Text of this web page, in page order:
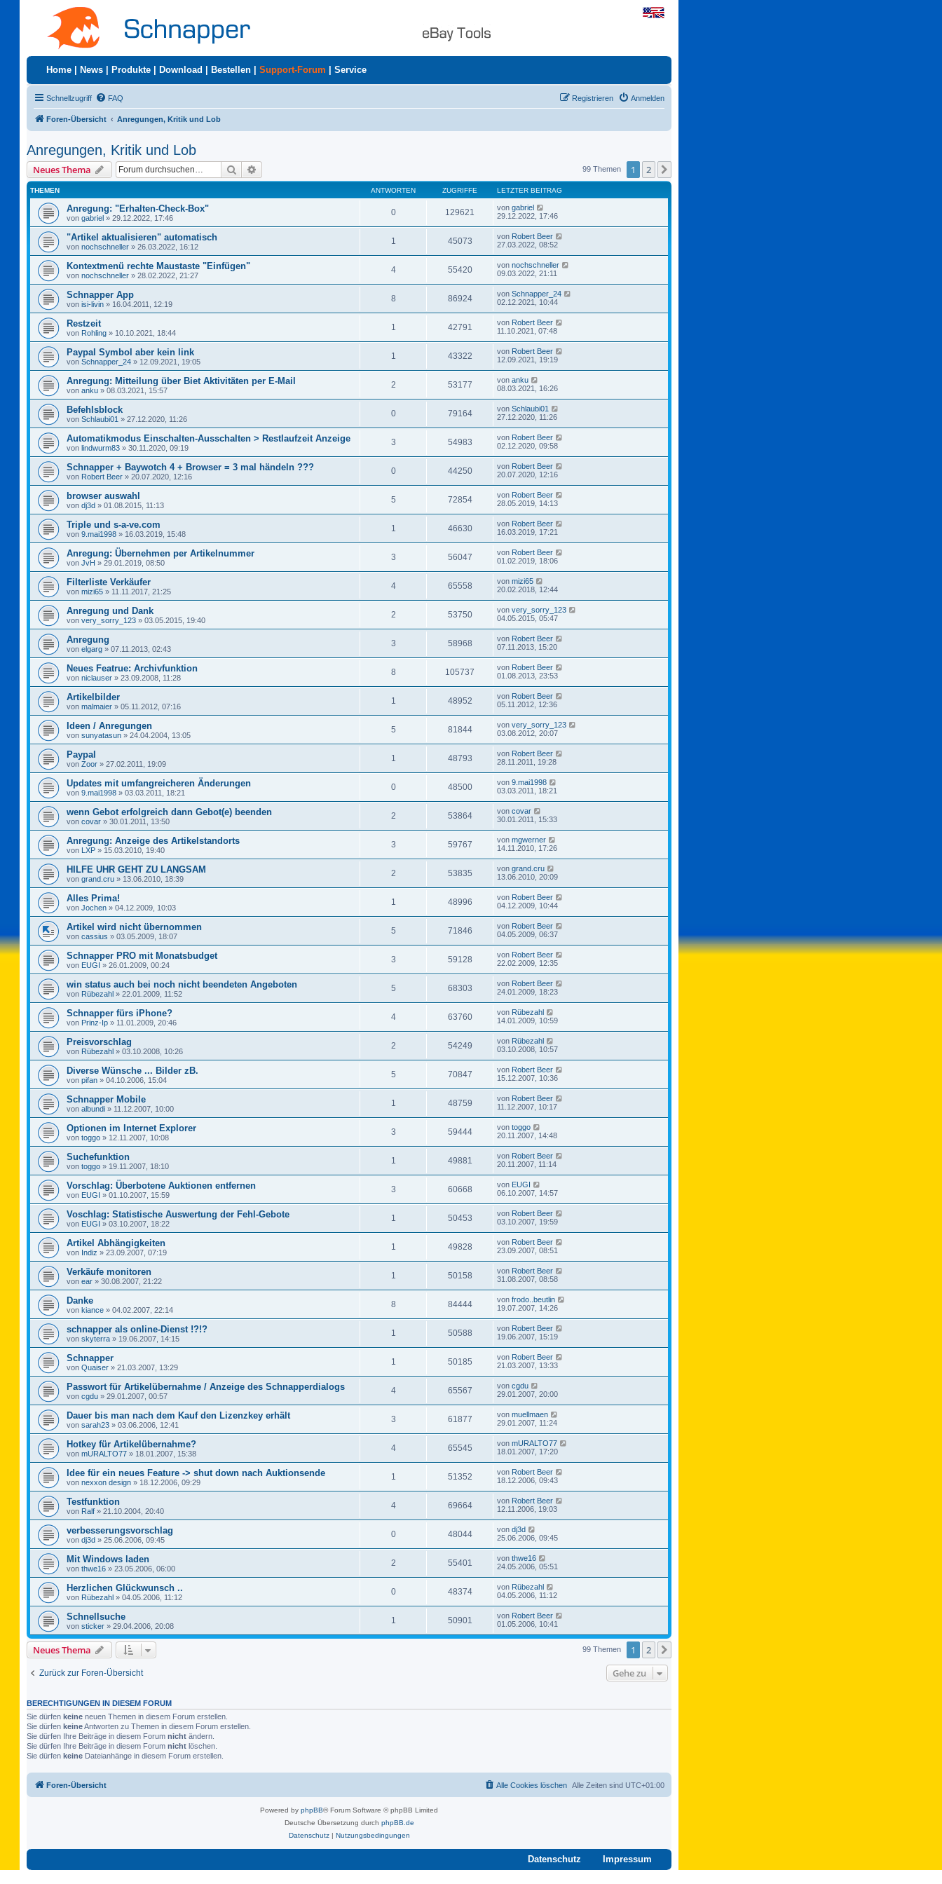
Home News Produkte Download Bestellen Support-Forum Service
Schnellzugriff FAQ Anmelden
Registrieren
Foren-Übersicht Anregungen, Kritik und Lob
Anregungen, Kritik und Lob
Neues Thema Suche 99 Themen 1 2
THEMEN ANTWORTEN ZUGRIFFE LETZTER BEITRAG
Anregung: "Erhalten-Check-Box"
von gabriel » 29.12.2022, 17:46
0 129621 von gabriel
29.12.2022, 17:46
"Artikel aktualisieren" automatisch
von nochschneller » 26.03.2022, 16:12
1 45073 von Robert Beer
27.03.2022, 08:52
Kontextmenü rechte Maustaste "Einfügen"
von nochschneller » 28.02.2022, 21:27
4 55420 von nochschneller
09.03.2022, 21:11
Schnapper App
von isi-livin » 16.04.2011, 12:19
8 86924 von Schnapper_24
02.12.2021, 10:44
Restzeit
von Rohling » 10.10.2021, 18:44
1 42791 von Robert Beer
11.10.2021, 07:48
Paypal Symbol aber kein link
von Schnapper_24 » 12.09.2021, 19:05
1 43322 von Robert Beer
12.09.2021, 19:19
Anregung: Mitteilung über Biet Aktivitäten per E-Mail
von anku » 08.03.2021, 15:57
2 53177 von anku
08.03.2021, 16:26
Befehlsblock
von Schlaubi01 » 27.12.2020, 11:26
0 79164 von Schlaubi01
27.12.2020, 11:26
Automatikmodus Einschalten-Ausschalten > Restlaufzeit Anzeige
von lindwurm83 » 30.11.2020, 09:19
3 54983 von Robert Beer
02.12.2020, 09:58
Schnapper + Baywotch 4 + Browser = 3 mal händeln ???
von Robert Beer » 20.07.2020, 12:16
0 44250 von Robert Beer
20.07.2020, 12:16
browser auswahl
von dj3d » 01.08.2015, 11:13
5 72854 von Robert Beer
28.05.2019, 14:13
Triple und s-a-ve.com
von 9.mai1998 » 16.03.2019, 15:48
1 46630 von Robert Beer
16.03.2019, 17:21
Anregung: Übernehmen per Artikelnummer
von JvH » 29.01.2019, 08:50
3 56047 von Robert Beer
01.02.2019, 18:06
Filterliste Verkäufer
von mizi65 » 11.11.2017, 21:25
4 65558 von mizi65
20.02.2018, 12:44
Anregung und Dank
von very_sorry_123 » 03.05.2015, 19:40
2 53750 von very_sorry_123
04.05.2015, 05:47
Anregung
von elgarg » 07.11.2013, 02:43
3 58968 von Robert Beer
07.11.2013, 15:20
Neues Featrue: Archivfunktion
von niclauser » 23.09.2008, 11:28
8 105737 von Robert Beer
01.08.2013, 23:53
Artikelbilder
von malmaier » 05.11.2012, 07:16
1 48952 von Robert Beer
05.11.2012, 12:36
Ideen / Anregungen
von sunyatasun » 24.04.2004, 13:05
5 81844 von very_sorry_123
03.08.2012, 20:07
Paypal
von Zoor » 27.02.2011, 19:09
1 48793 von Robert Beer
28.11.2011, 19:28
Updates mit umfangreicheren Änderungen
von 9.mai1998 » 03.03.2011, 18:21
0 48500 von 9.mai1998
03.03.2011, 18:21
wenn Gebot erfolgreich dann Gebot(e) beenden
von covar » 30.01.2011, 13:50
2 53864 von covar
30.01.2011, 15:33
Anregung: Anzeige des Artikelstandorts
von LXP » 15.03.2010, 19:40
3 59767 von mgwerner
14.11.2010, 17:26
HILFE UHR GEHT ZU LANGSAM
von grand.cru » 13.06.2010, 18:39
2 53835 von grand.cru
13.06.2010, 20:09
Alles Prima!
von Jochen » 04.12.2009, 10:03
1 48996 von Robert Beer
04.12.2009, 10:44
Artikel wird nicht übernommen
von cassius » 03.05.2009, 18:07
5 71846 von Robert Beer
04.05.2009, 06:37
Schnapper PRO mit Monatsbudget
von EUGI » 26.01.2009, 00:24
3 59128 von Robert Beer
22.02.2009, 12:35
win status auch bei noch nicht beendeten Angeboten
von Rübezahl » 22.01.2009, 11:52
5 68303 von Robert Beer
24.01.2009, 18:23
Schnapper fürs iPhone?
von Prinz-Ip » 11.01.2009, 20:46
4 63760 von Rübezahl
14.01.2009, 10:59
Preisvorschlag
von Rübezahl » 03.10.2008, 10:26
2 54249 von Rübezahl
03.10.2008, 10:57
Diverse Wünsche ... Bilder zB.
von pifan » 04.10.2006, 15:04
5 70847 von Robert Beer
15.12.2007, 10:36
Schnapper Mobile
von albundi » 11.12.2007, 10:00
1 48759 von Robert Beer
11.12.2007, 10:17
Optionen im Internet Explorer
von toggo » 12.11.2007, 10:08
3 59444 von toggo
20.11.2007, 14:48
Suchefunktion
von toggo » 19.11.2007, 18:10
1 49881 von Robert Beer
20.11.2007, 11:14
Vorschlag: Überbotene Auktionen entfernen
von EUGI » 01.10.2007, 15:59
3 60668 von EUGI
06.10.2007, 14:57
Voschlag: Statistische Auswertung der Fehl-Gebote
von EUGI » 03.10.2007, 18:22
1 50453 von Robert Beer
03.10.2007, 19:59
Artikel Abhängigkeiten
von Indiz » 23.09.2007, 07:19
1 49828 von Robert Beer
23.09.2007, 08:51
Verkäufe monitoren
von ear » 30.08.2007, 21:22
1 50158 von Robert Beer
31.08.2007, 08:58
Danke
von kiance » 04.02.2007, 22:14
8 84444 von frodo..beutlin
19.07.2007, 14:26
schnapper als online-Dienst !?!?
von skyterra » 19.06.2007, 14:15
1 50588 von Robert Beer
19.06.2007, 15:19
Schnapper
von Quaiser » 21.03.2007, 13:29
1 50185 von Robert Beer
21.03.2007, 13:33
Passwort für Artikelübernahme / Anzeige des Schnapperdialogs
von cgdu » 29.01.2007, 00:57
4 65567 von cgdu
29.01.2007, 20:00
Dauer bis man nach dem Kauf den Lizenzkey erhält
von sarah23 » 03.06.2006, 12:41
3 61877 von muellmaen
29.01.2007, 11:24
Hotkey für Artikelübernahme?
von mURALTO77 » 18.01.2007, 15:38
4 65545 von mURALTO77
18.01.2007, 17:20
Idee für ein neues Feature -> shut down nach Auktionsende
von nexxon design » 18.12.2006, 09:29
1 51352 von Robert Beer
18.12.2006, 09:43
Testfunktion
von Ralf » 21.10.2004, 20:40
4 69664 von Robert Beer
12.11.2006, 19:03
verbesserungsvorschlag
von dj3d » 25.06.2006, 09:45
0 48044 von dj3d
25.06.2006, 09:45
Mit Windows laden
von thwe16 » 23.05.2006, 06:00
2 55401 von thwe16
24.05.2006, 05:51
Herzlichen Glückwunsch ..
von Rübezahl » 04.05.2006, 11:12
0 48374 von Rübezahl
04.05.2006, 11:12
Schnellsuche
von sticker » 29.04.2006, 20:08
1 50901 von Robert Beer
01.05.2006, 10:41
Neues Thema 99 Themen 1 2
Zurück zur Foren-Übersicht Gehe zu
BERECHTIGUNGEN IN DIESEM FORUM
Sie dürfen keine neuen Themen in diesem Forum erstellen.
Sie dürfen keineAntworten zu Themen in diesem Forum erstellen.
Sie dürfen Ihre Beiträge in diesem Forum nicht ändern.
Sie dürfen Ihre Beiträge in diesem Forum nicht löschen.
Sie dürfen keine Dateianhänge in diesem Forum erstellen.
Foren-Übersicht Alle Zeiten sind UTC+01:00
Alle Cookies löschen
Powered by phpBB® Forum Software © phpBB Limited
Deutsche Übersetzung durch phpBB.de
Datenschutz| Nutzungsbedingungen
Datenschutz Impressum